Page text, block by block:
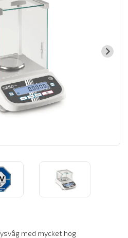
med mycket hög